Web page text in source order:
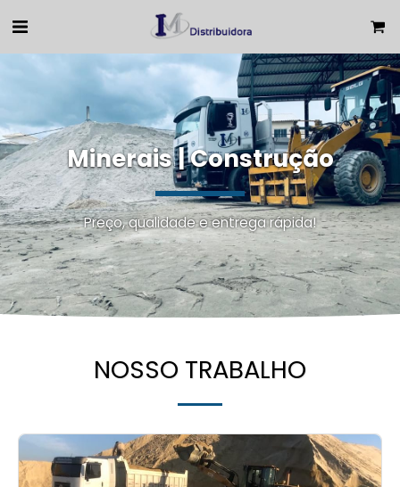
Minerais | Construção
Preço, qualidade e entrega rápida!
NOSSO TRABALHO